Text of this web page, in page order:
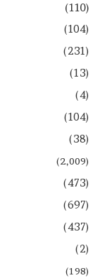
(110)
(104)
(231)
(13)
(4)
(104)
(38)
(2,009)
(473)
(697)
(437)
(2)
(198)